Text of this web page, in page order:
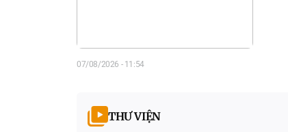
07/08/2026 - 11:54
THƯ VIỆN